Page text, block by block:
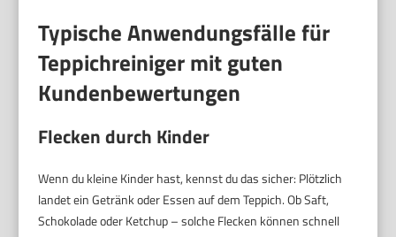
Typische Anwendungsfälle für
Teppichreiniger mit guten
Kundenbewertungen
Flecken durch Kinder
Wenn du kleine Kinder hast, kennst du das sicher: Plötzlich
landet ein Getränk oder Essen auf dem Teppich. Ob Saft,
Schokolade oder Ketchup – solche Flecken können schnell